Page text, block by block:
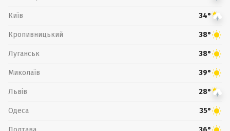
Київ 34°
Кропивницький 38°
Луганськ 38°
Миколаїв 39°
Львів 28°
Одеса 35°